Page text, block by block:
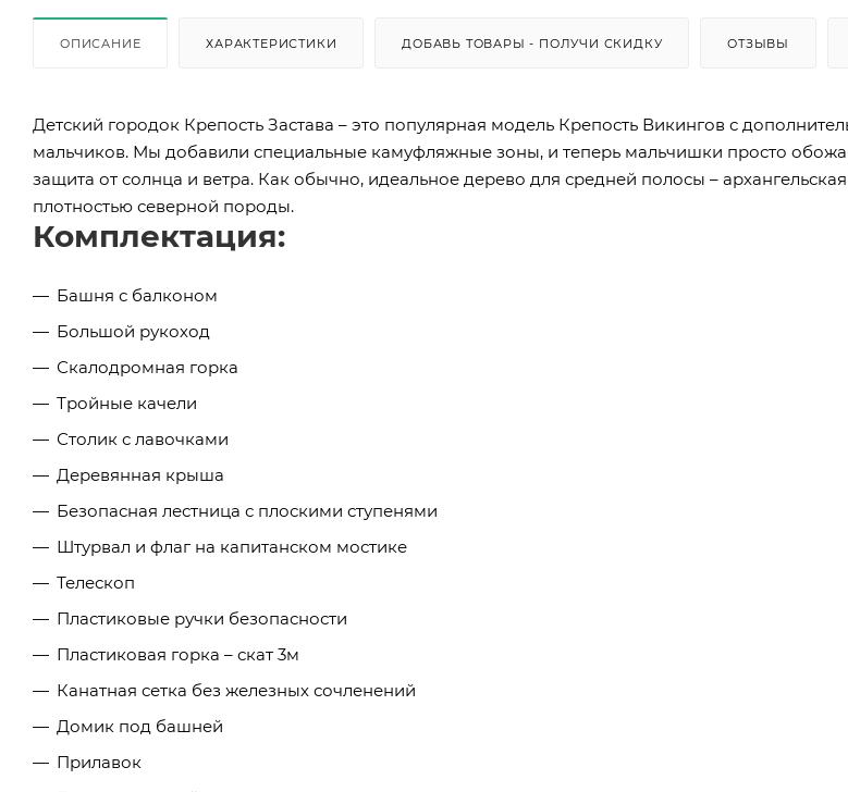
ОПИСАНИЕ ХАРАКТЕРИСТИКИ ДОБАВЬ ТОВАРЫ - ПОЛУЧИ СКИДКУ ОТЗЫВЫ
Детский городок Крепость Застава – это популярная модель Крепость Викингов с
мальчиков. Мы добавили специальные камуфляжные зоны, и теперь мальчишки просто
защита от солнца и ветра. Как обычно, идеальное дерево для средней полосы –
плотностью северной породы.
Комплектация:
Башня с балконом
Большой рукоход
Скалодромная горка
Тройные качели
Столик с лавочками
Деревянная крыша
Безопасная лестница с плоскими ступенями
Штурвал и флаг на капитанском мостике
Телескоп
Пластиковые ручки безопасности
Пластиковая горка – скат 3м
Канатная сетка без железных сочленений
Домик под башней
Прилавок